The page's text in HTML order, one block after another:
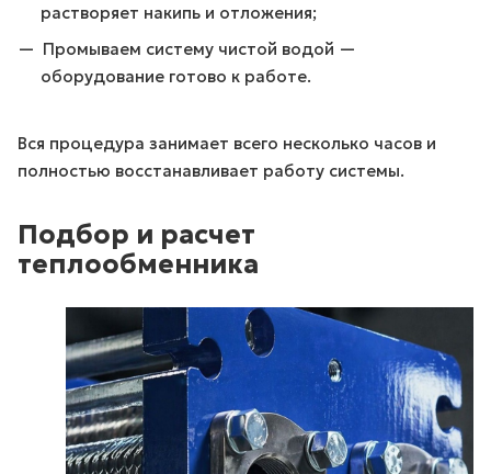
растворяет накипь и отложения;
Промываем систему чистой водой —
оборудование готово к работе.
Вся процедура занимает всего несколько часов и
полностью восстанавливает работу системы.
Подбор и расчет
теплообменника